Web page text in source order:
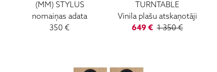
(MM) STYLUS
nomaiņas adata
350 €
TURNTABLE
Vinila plašu atskaņotāji
649€ 1 350€